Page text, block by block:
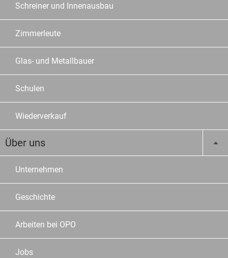
Schreiner und Innenausbau
Zimmerleute
Glas- und Metallbauer
Schulen
Wiederverkauf
Über uns
Unternehmen
Geschichte
Arbeiten bei OPO
Jobs